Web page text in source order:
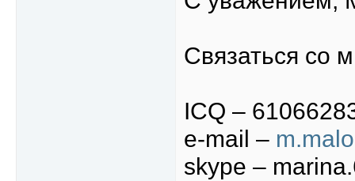
Связаться со
ICQ –
e-mail –
skype –